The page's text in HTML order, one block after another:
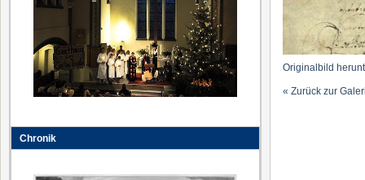
Originalbild
« Zurück zur
Chronik